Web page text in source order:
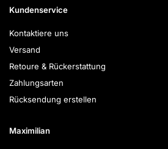
Kundenservice
Kontaktiere uns
Versand
Retoure & Rückerstattung
Zahlungsarten
Rücksendung erstellen
Maximilian